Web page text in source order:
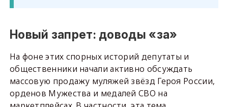
Новый запрет: доводы «за»
На фоне этих спорных историй депутаты и
общественники начали активно обсуждать
массовую продажу муляжей звёзд Героя России,
орденов Мужества и медалей СВО на